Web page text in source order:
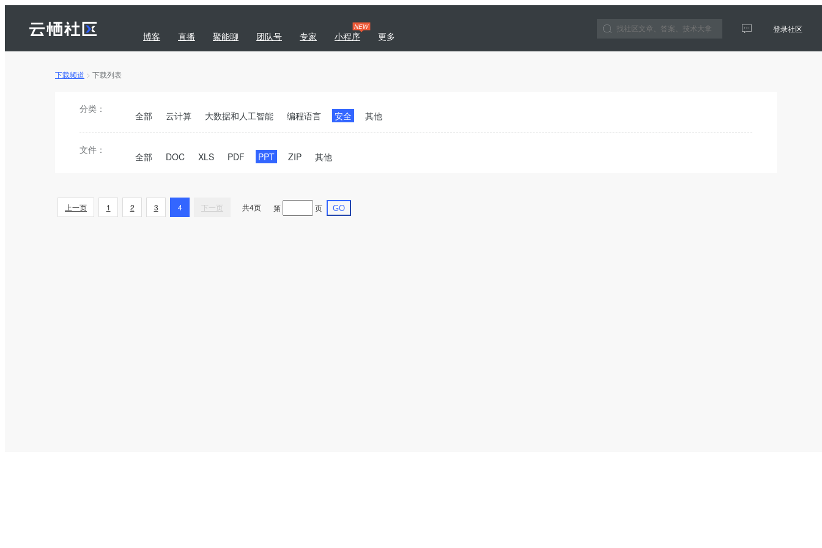
登录社区
博客 直播 聚能聊 团队号 专家 小程序
NEW
更多
下载频道 > 下载列表
分类：
全部 云计算 大数据和人工智能 编程语言 安全 其他
文件：
全部 DOC XLS PDF PPT ZIP 其他
上一页 1 2 3 4 下一页 共4页 第 页